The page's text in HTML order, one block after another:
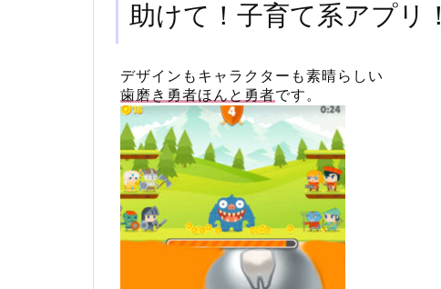
助けて！子育て系アプリ！
デザインもキャラクターも素晴らしい
歯磨き勇者ほんと勇者です。